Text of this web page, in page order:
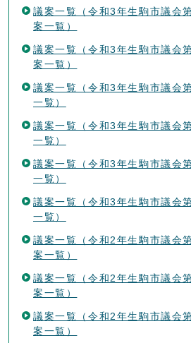
議案一覧（令和3年生駒市議会
案一覧）
議案一覧（令和3年生駒市議会
案一覧）
議案一覧（令和3年生駒市議会
一覧）
議案一覧（令和3年生駒市議会
一覧）
議案一覧（令和3年生駒市議会
一覧）
議案一覧（令和3年生駒市議会
一覧）
議案一覧（令和2年生駒市議会
案一覧）
議案一覧（令和2年生駒市議会
案一覧）
議案一覧（令和2年生駒市議会
案一覧）